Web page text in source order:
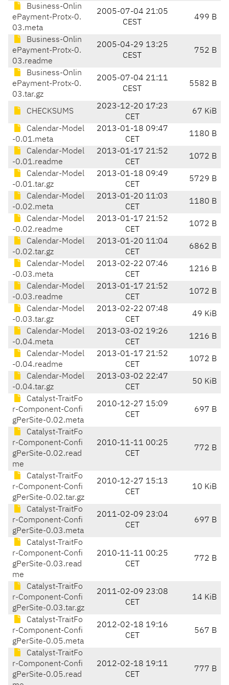
Business-Onlin
ePayment-Protx-0.
03.meta
2005-07-04 21:05
CEST
499 B
Business-Onlin
ePayment-Protx-0.
03.readme
2005-04-29 13:25
CEST
752 B
Business-Onlin
ePayment-Protx-0.
03.tar.gz
2005-07-04 21:11
CEST
5582 B
CHECKSUMS
2023-12-20 17:23
CET
67 KiB
Calendar-Model
-0.01.meta
2013-01-18 09:47
CET
1180 B
Calendar-Model
-0.01.readme
2013-01-17 21:52
CET
1072 B
Calendar-Model
-0.01.tar.gz
2013-01-18 09:49
CET
5729 B
Calendar-Model
-0.02.meta
2013-01-20 11:03
CET
1180 B
Calendar-Model
-0.02.readme
2013-01-17 21:52
CET
1072 B
Calendar-Model
-0.02.tar.gz
2013-01-20 11:04
CET
6862 B
Calendar-Model
-0.03.meta
2013-02-22 07:46
CET
1216 B
Calendar-Model
-0.03.readme
2013-01-17 21:52
CET
1072 B
Calendar-Model
-0.03.tar.gz
2013-02-22 07:48
CET
49 KiB
Calendar-Model
-0.04.meta
2013-03-02 19:26
CET
1216 B
Calendar-Model
-0.04.readme
2013-01-17 21:52
CET
1072 B
Calendar-Model
-0.04.tar.gz
2013-03-02 22:47
CET
50 KiB
Catalyst-TraitFo
r-Component-Confi
gPerSite-0.02.meta
2010-12-27 15:09
CET
697 B
Catalyst-TraitFo
r-Component-Confi
gPerSite-0.02.read
me
2010-11-11 00:25
CET
772 B
Catalyst-TraitFo
r-Component-Confi
gPerSite-0.02.tar.gz
2010-12-27 15:13
CET
10 KiB
Catalyst-TraitFo
r-Component-Confi
gPerSite-0.03.meta
2011-02-09 23:04
CET
697 B
Catalyst-TraitFo
r-Component-Confi
gPerSite-0.03.read
me
2010-11-11 00:25
CET
772 B
Catalyst-TraitFo
r-Component-Confi
gPerSite-0.03.tar.gz
2011-02-09 23:08
CET
14 KiB
Catalyst-TraitFo
r-Component-Confi
gPerSite-0.05.meta
2012-02-18 19:16
CET
567 B
Catalyst-TraitFo
r-Component-Confi
gPerSite-0.05.read
2012-02-18 19:11
CET
777 B